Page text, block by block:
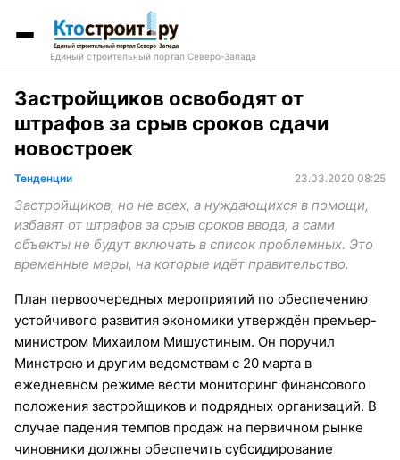
Единый строительный портал Северо-Запада
Застройщиков освободят от
штрафов за срыв сроков сдачи
новостроек
Тенденции 23.03.2020 08:25
Застройщиков, но не всех, а нуждающихся в помощи,
избавят от штрафов за срыв сроков ввода, а сами
объекты не будут включать в список проблемных. Это
временные меры, на которые идёт правительство.
План первоочередных мероприятий по обеспечению
устойчивого развития экономики утверждён премьер-
министром Михаилом Мишустиным. Он поручил
Минстрою и другим ведомствам с 20 марта в
ежедневном режиме вести мониторинг финансового
положения застройщиков и подрядных организаций. В
случае падения темпов продаж на первичном рынке
чиновники должны обеспечить субсидирование